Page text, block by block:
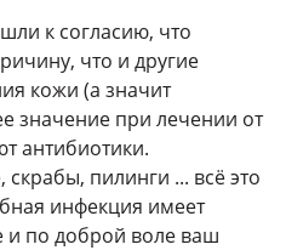
к согласию, что
что и другие
кожи (а значит
значение при лечении от
антибиотики.
пилинги ... всё это
инфекция имеет
по доброй воле ваш